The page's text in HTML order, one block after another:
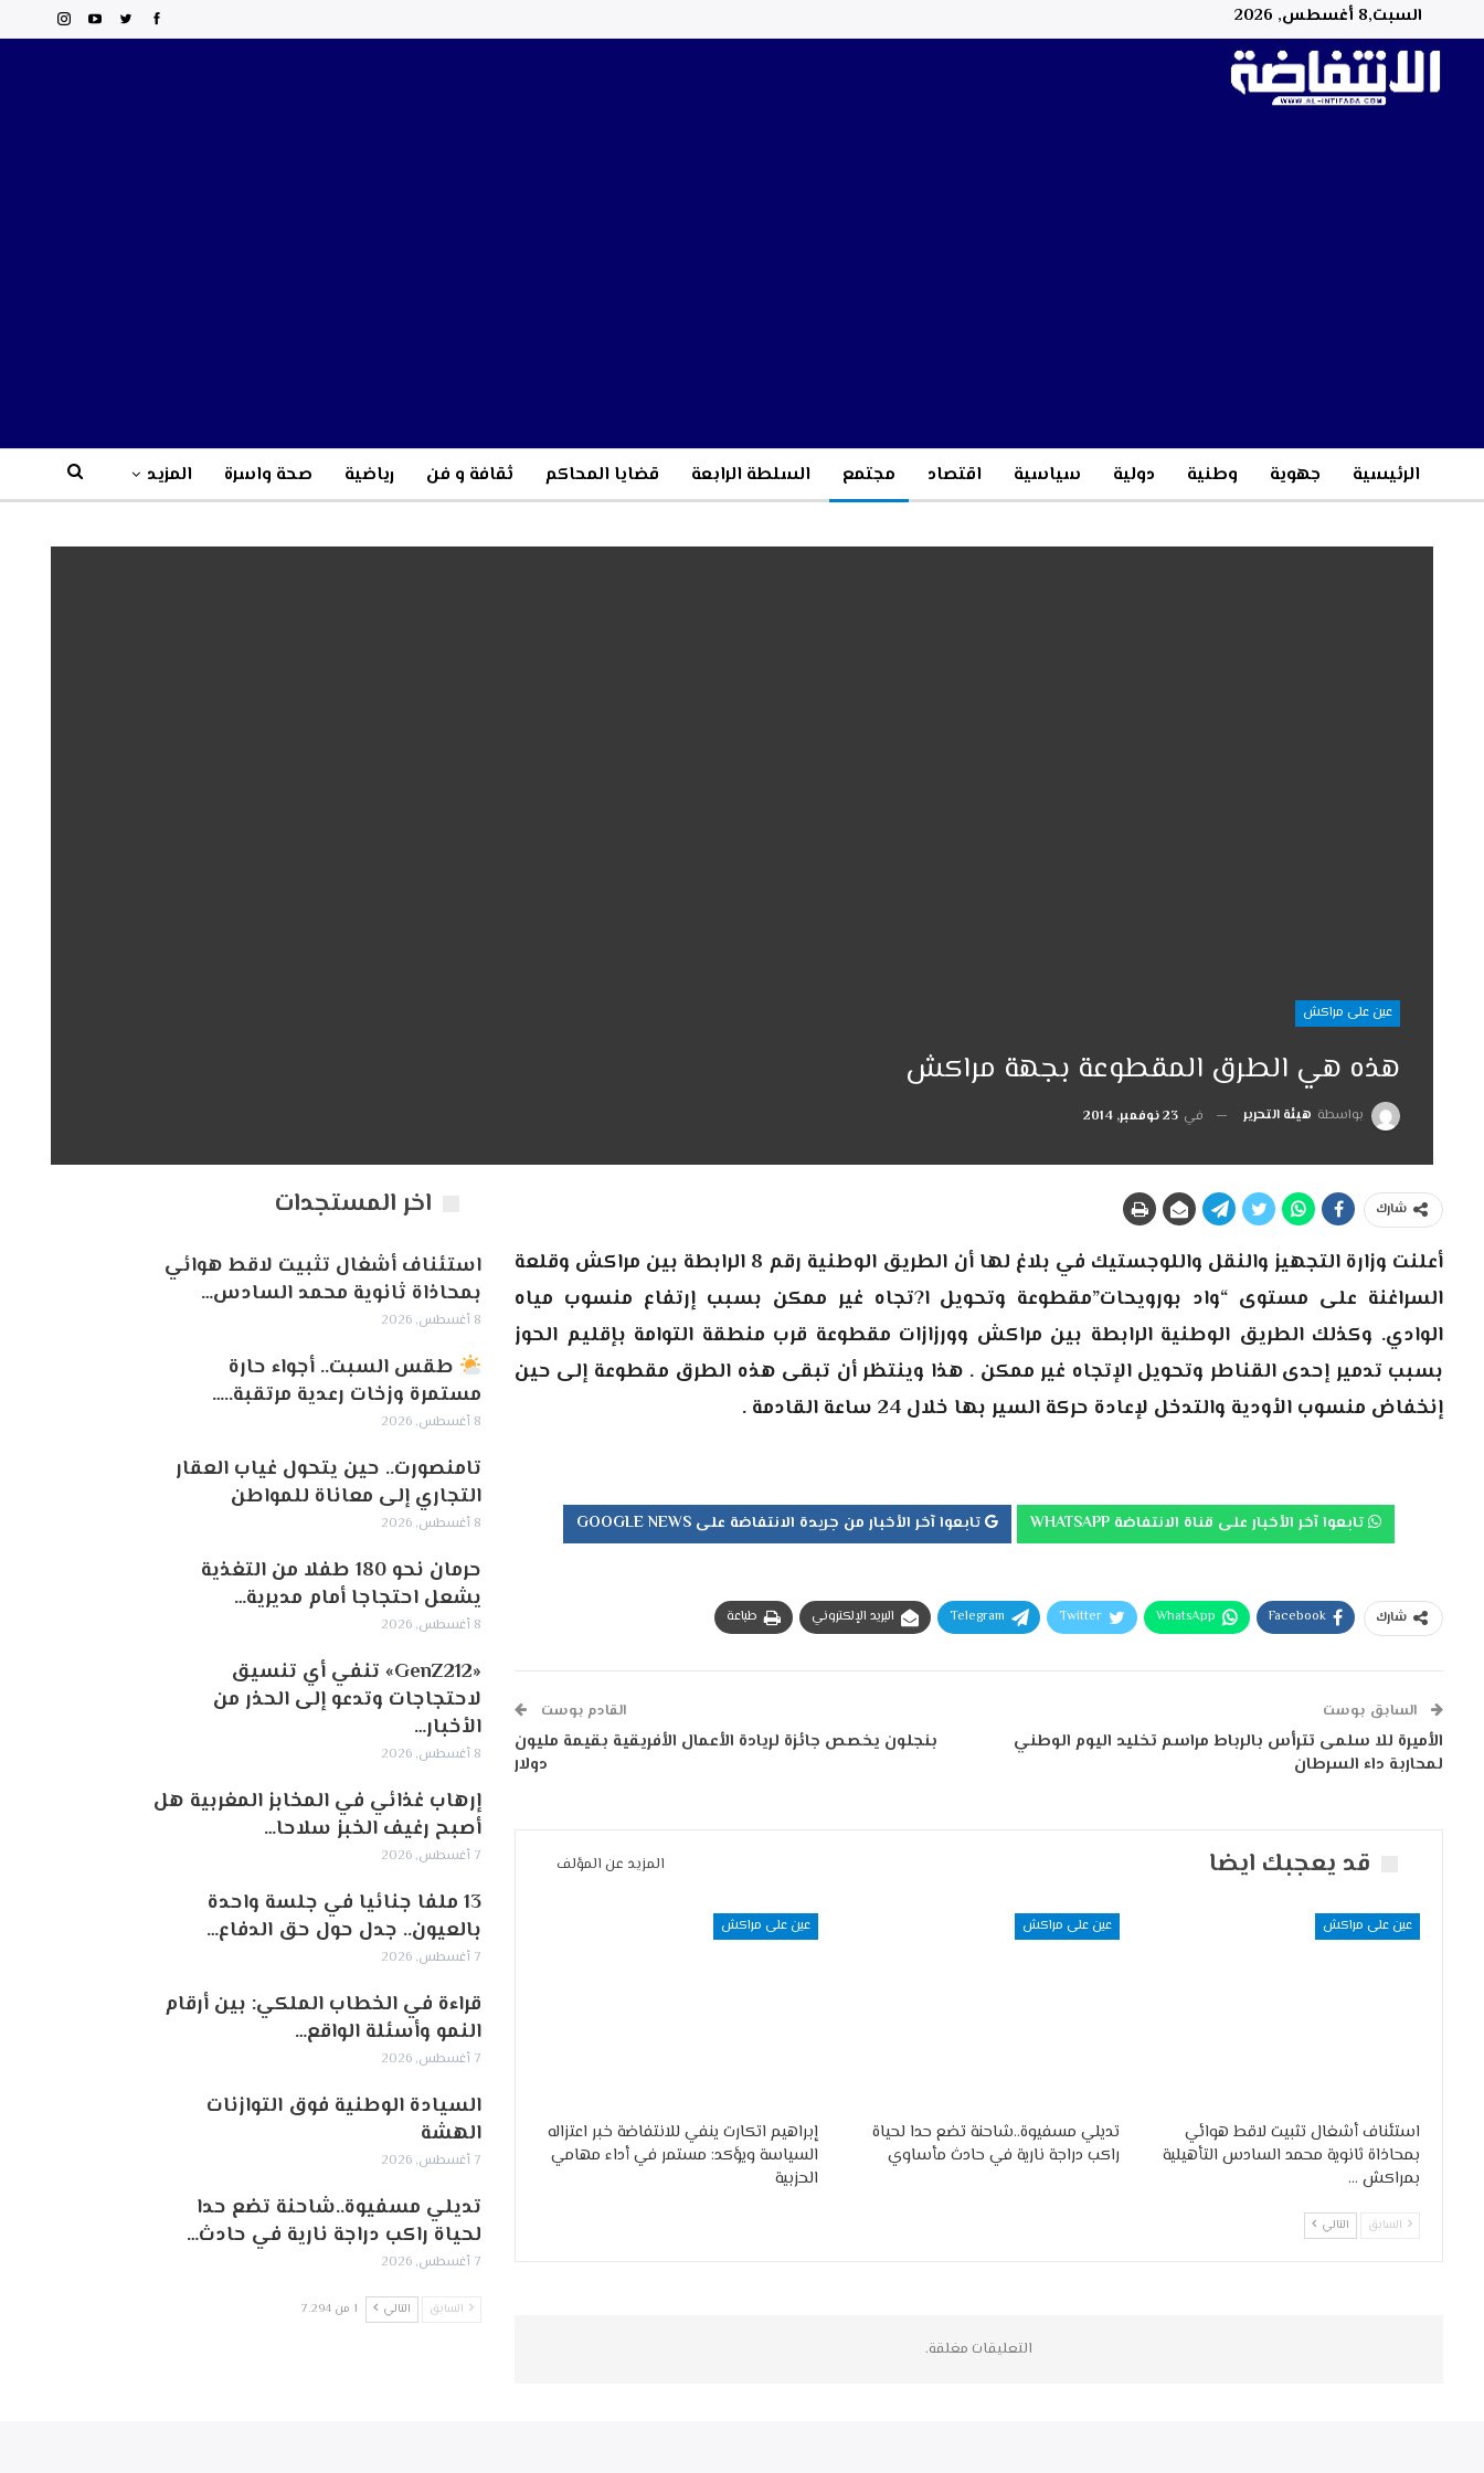
السبت,8 أغسطس, 2026
الرئيسية جهوية وطنية دولية سياسية اقتصاد مجتمع السلطة الرابعة قضايا المحاكم ثقافة و فن رياضية صحة واسرة المزيد
عين على مراكش
هذه هي الطرق المقطوعة بجهة مراكش
بواسطة هيئة التحرير في 23 نوفمبر, 2014
شارك
أعلنت وزارة التجهيز والنقل واللوجستيك في بلاغ لها أن الطريق الوطنية رقم 8 الرابطة بين مراكش وقلعة
السراغنة على مستوى “واد بورويحات”مقطوعة وتحويل ا?تجاه غير ممكن بسبب إرتفاع منسوب مياه
الوادي. وكذلك الطريق الوطنية الرابطة بين مراكش وورزازات مقطوعة قرب منطقة التوامة بإقليم الحوز
بسبب تدمير إحدى القناطر وتحويل الإتجاه غير ممكن . هذا وينتظر أن تبقى هذه الطرق مقطوعة إلى حين
إنخفاض منسوب الأودية والتدخل لإعادة حركة السير بها خلال 24 ساعة القادمة .
تابعوا آخر الأخبار من جريدة الانتفاضة على GOOGLE NEWS تابعوا آخر الأخبار على قناة الانتفاضة WHATSAPP
شارك Facebook
WhatsApp
Twitter
Telegram البريد الإلكتروني طباعة
السابق بوست
الأميرة للا سلمى تترأس بالرباط مراسم تخليد اليوم الوطني
لمحاربة داء السرطان
القادم بوست
بنجلون يخصص جائزة لريادة الأعمال الأفريقية بقيمة مليون
دولار‎
قد يعجبك ايضا المزيد عن المؤلف
عين على مراكش
استئناف أشغال تثبيت لاقط هوائي
بمحاذاة ثانوية محمد السادس التأهيلية
بمراكش …
عين على مراكش
تديلي مسفيوة..شاحنة تضع حدا لحياة
راكب دراجة نارية في حادث مأساوي
عين على مراكش
إبراهيم اتكارت ينفي للانتفاضة خبر اعتزاله
السياسة ويؤكد: مستمر في أداء مهامي
الحزبية
السابق التالي
التعليقات مغلقة.
اخر المستجدات
استئناف أشغال تثبيت لاقط هوائي
بمحاذاة ثانوية محمد السادس…
8 أغسطس, 2026
طقس السبت.. أجواء حارة
مستمرة وزخات رعدية مرتقبة..…
8 أغسطس, 2026
تامنصورت.. حين يتحول غياب العقار
التجاري إلى معاناة للمواطن
8 أغسطس, 2026
حرمان نحو 180 طفلا من التغذية
يشعل احتجاجا أمام مديرية…
8 أغسطس, 2026
«GenZ212» تنفي أي تنسيق
لاحتجاجات وتدعو إلى الحذر من
الأخبار…
8 أغسطس, 2026
إرهاب غذائي في المخابز المغربية هل
أصبح رغيف الخبز سلاحا…
7 أغسطس, 2026
13 ملفا جنائيا في جلسة واحدة
بالعيون.. جدل حول حق الدفاع…
7 أغسطس, 2026
قراءة في الخطاب الملكي: بين أرقام
النمو وأسئلة الواقع…
7 أغسطس, 2026
السيادة الوطنية فوق التوازنات
الهشة
7 أغسطس, 2026
تديلي مسفيوة..شاحنة تضع حدا
لحياة راكب دراجة نارية في حادث…
7 أغسطس, 2026
السابق التالي 1 من 7٬294